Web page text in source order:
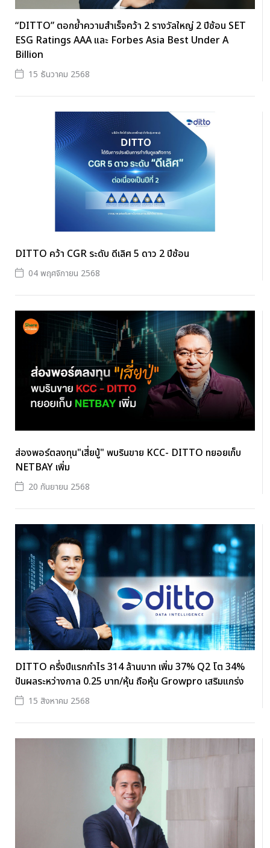
“DITTO” ตอกย้ำความสำเร็จคว้า 2 รางวัลใหญ่ 2 ปีซ้อน SET
ESG Ratings AAA และ Forbes Asia Best Under A
Billion
15 ธันวาคม 2568
DITTO คว้า CGR ระดับ ดีเลิศ 5 ดาว 2 ปีซ้อน
04 พฤศจิกายน 2568
ส่องพอร์ตลงทุน"เสี่ยปู่" พบรินขาย KCC- DITTO ทยอยเก็บ
NETBAY เพิ่ม
20 กันยายน 2568
DITTO ครึ่งปีแรกกำไร 314 ล้านบาท เพิ่ม 37% Q2 โต 34%
ปันผลระหว่างกาล 0.25 บาท/หุ้น ถือหุ้น Growpro เสริมแกร่ง
15 สิงหาคม 2568